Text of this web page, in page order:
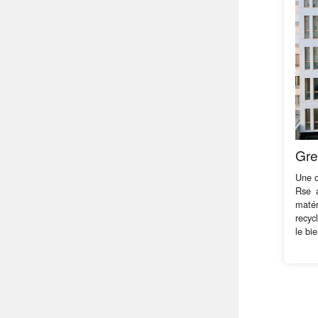
Une
Rse
le